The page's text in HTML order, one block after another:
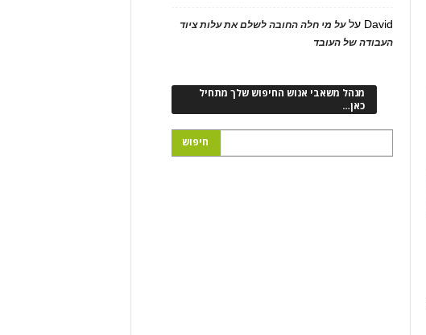
David עלעל מי חלה החובה לשלם את עלות ציוד
העבודה של העובד
מנהל משאבי אנוש החיפוש שלך מתחיל
כאן…